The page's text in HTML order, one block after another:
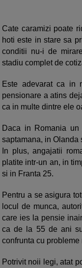
Cate caramizi poate
hoti este in stare sa
conditii nu-i de
stadiu complet de
Este adevarat ca in
pensionare a atins
ca in multe dintre ele
Daca in Romania
saptamana, in Olanda
In plus, angajatii
platite intr-un an, in
si in Franta 25.
Pentru a se asigura
locul de munca,
care ies la pensie
ca de la 55 de ani
confrunta cu probleme
Potrivit noii legi, atat